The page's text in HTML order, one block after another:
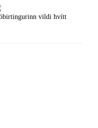
vildi hvítt